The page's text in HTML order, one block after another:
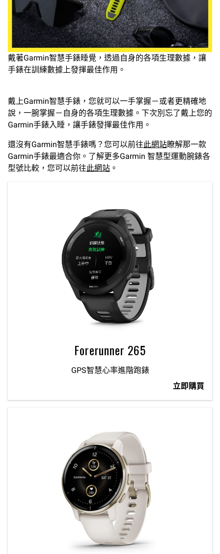
戴著Garmin智慧手錶睡覺，透過自身的各項生理數據，讓
手錶在訓練數據上發揮最佳作用。
戴上Garmin智慧手錶，您就可以一手掌握－或者更精確地
說，一腕掌握－自身的各項生理數據。下次別忘了戴上您的
Garmin手錶入睡，讓手錶發揮最佳作用。
還沒有Garmin智慧手錶嗎？您可以前往此網站瞭解那一款
Garmin手錶最適合你。了解更多Garmin 智慧型運動腕錶各
型號比較，您可以前往此網站 。
Forerunner 265
GPS智慧心率進階跑錶
立即購買